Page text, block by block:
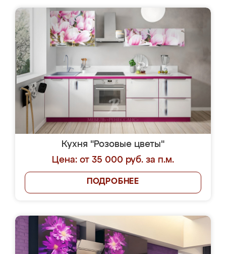
Кухня "Розовые цветы"
Цена: от 35 000 руб. за п.м.
ПОДРОБНЕЕ